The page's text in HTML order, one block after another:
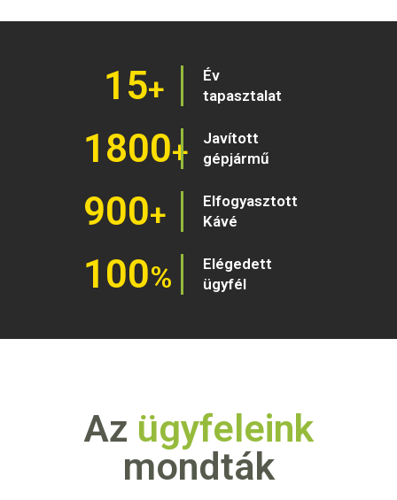
15+
Év
tapasztalat
1800+
Javított
gépjármű
900+
Elfogyasztott
Kávé
100%
Elégedett
ügyfél
Az ügyfeleink
mondták